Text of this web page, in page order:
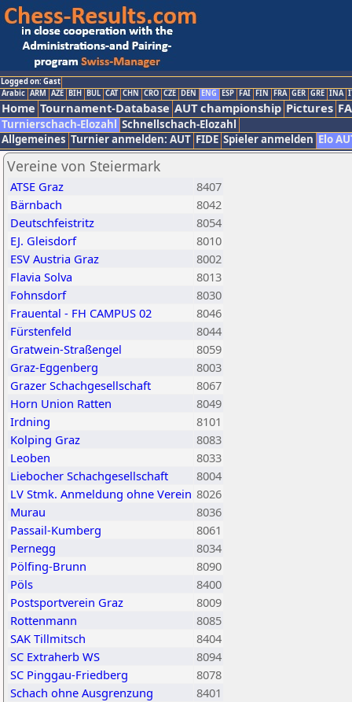
Logged on: Gast
Arabic ARM AZE BIH BUL CAT CHN CRO CZE DEN ENG ESP FAI FIN FRA GER GRE INA
Home Tournament-Database AUT championship Pictures
Turnierschach-Elozahl Schnellschach-Elozahl
Allgemeines Turnier anmelden: AUT FIDE Spieler anmelden Elo
Vereine von Steiermark
ATSE Graz
8407
Bärnbach
8042
Deutschfeistritz
8054
EJ. Gleisdorf
8010
ESV Austria Graz
8002
Flavia Solva
8013
Fohnsdorf
8030
Frauental - FH CAMPUS 02
8046
Fürstenfeld
8044
Gratwein-Straßengel
8059
Graz-Eggenberg
8003
Grazer Schachgesellschaft
8067
Horn Union Ratten
8049
Irdning
8101
Kolping Graz
8083
Leoben
8033
Liebocher Schachgesellschaft
8004
LV Stmk. Anmeldung ohne Verein 8026
Murau
8036
Passail-Kumberg
8061
Pernegg
8034
Pölfing-Brunn
8090
Pöls
8400
Postsportverein Graz
8009
Rottenmann
8085
SAK Tillmitsch
8404
SC Extraherb WS
8094
SC Pinggau-Friedberg
8078
Schach ohne Ausgrenzung
8401